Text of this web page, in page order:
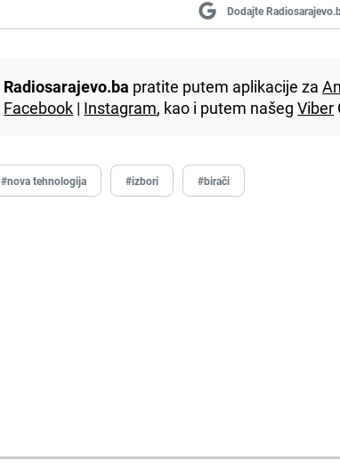
Dodajte
Radiosarajevo.ba pratite putem aplikacije za
Facebook | Instagram, kao i putem našegViber
#nova tehnologija #izbori #birači